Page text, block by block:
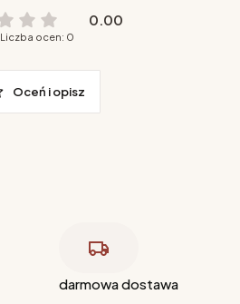
0.00
Liczba ocen: 0
Oceń i opisz
darmowa dostawa